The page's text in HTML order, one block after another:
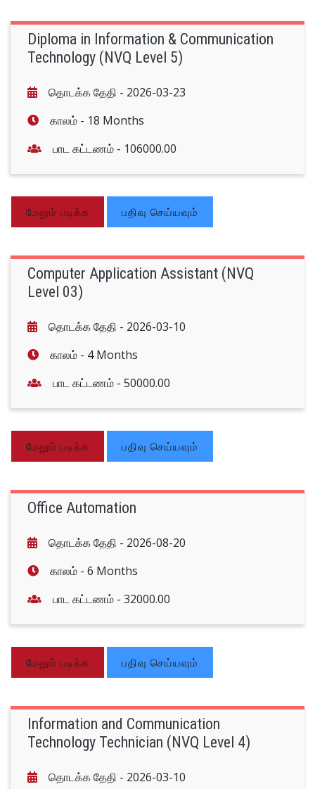
Diploma in Information & Communication
Technology (NVQ Level 5)
தொடக்க தேதி - 2026-03-23
காலம் - 18 Months
பாட கட்டணம் - 106000.00
மேலும் படிக்க பதிவு செய்யவும்
Computer Application Assistant (NVQ
Level 03)
தொடக்க தேதி - 2026-03-10
காலம் - 4 Months
பாட கட்டணம் - 50000.00
மேலும் படிக்க பதிவு செய்யவும்
Office Automation
தொடக்க தேதி - 2026-08-20
காலம் - 6 Months
பாட கட்டணம் - 32000.00
மேலும் படிக்க பதிவு செய்யவும்
Information and Communication
Technology Technician (NVQ Level 4)
தொடக்க தேதி - 2026-03-10